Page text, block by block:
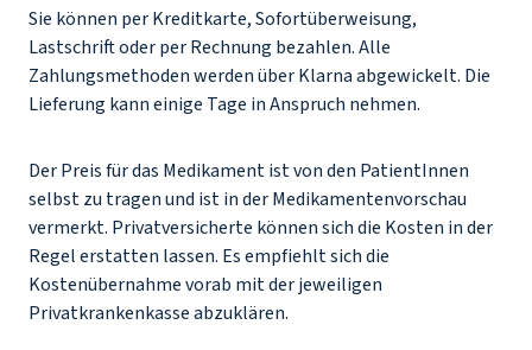
Sie können per Kreditkarte, Sofortüberweisung,
Lastschrift oder per Rechnung bezahlen. Alle
Zahlungsmethoden werden über Klarna abgewickelt. Die
Lieferung kann einige Tage in Anspruch nehmen.
Der Preis für das Medikament ist von den PatientInnen
selbst zu tragen und ist in der Medikamentenvorschau
vermerkt. Privatversicherte können sich die Kosten in der
Regel erstatten lassen. Es empfiehlt sich die
Kostenübernahme vorab mit der jeweiligen
Privatkrankenkasse abzuklären.